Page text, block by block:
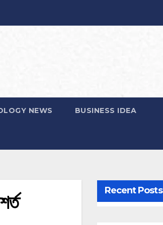
NEWS BUSINESS IDEA
Recent Posts